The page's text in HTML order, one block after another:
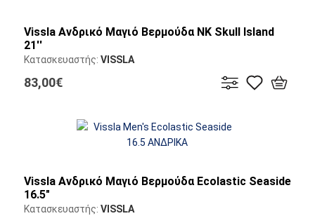
Vissla Ανδρικό Μαγιό Βερμούδα NK Skull Island
21''
Κατασκευαστής: VISSLA
83,00€
Vissla Ανδρικό Μαγιό Βερμούδα Ecolastic Seaside
16.5"
Κατασκευαστής: VISSLA